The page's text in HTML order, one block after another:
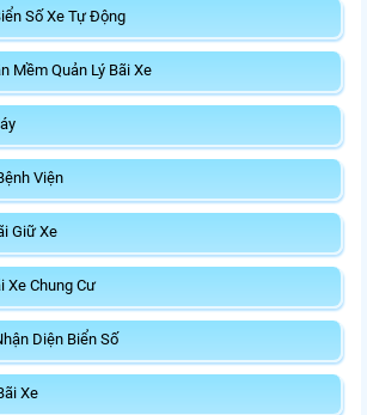
Số Xe Tự Động
Mềm Quản Lý Bãi Xe
Viện
Giữ Xe
Xe Chung Cư
Diện Biển Số
Xe